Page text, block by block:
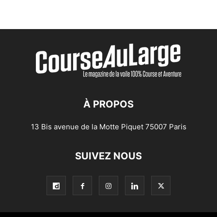
À PROPOS
13 Bis avenue de la Motte Piquet 75007 Paris
SUIVEZ NOUS